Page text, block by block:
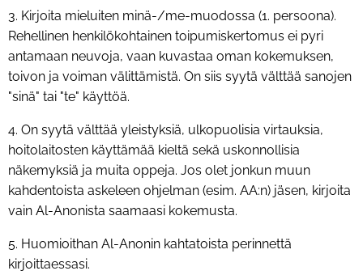
3. Kirjoita mieluiten minä-/me-muodossa (1. persoona).
Rehellinen henkilökohtainen toipumiskertomus ei pyri
antamaan neuvoja, vaan kuvastaa oman kokemuksen,
toivon ja voiman välittämistä. On siis syytä välttää sanojen
"sinä" tai "te" käyttöä.
4. On syytä välttää yleistyksiä, ulkopuolisia virtauksia,
hoitolaitosten käyttämää kieltä sekä uskonnollisia
näkemyksiä ja muita oppeja. Jos olet jonkun muun
kahdentoista askeleen ohjelman (esim. AA:n) jäsen, kirjoita
vain Al-Anonista saamaasi kokemusta.
5. Huomioithan Al-Anonin kahtatoista perinnettä
kirjoittaessasi.